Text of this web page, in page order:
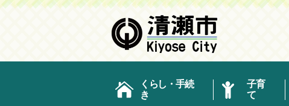
くらし・手続
き
子育
て